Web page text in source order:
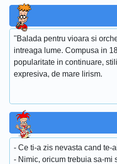
''Balada pentru vioara si
intreaga lume. Compusa in
popularitate in continuare,
expresiva, de mare lirism.
- Ce ti-a zis nevasta cand te-
- Nimic, oricum trebuia sa-mi